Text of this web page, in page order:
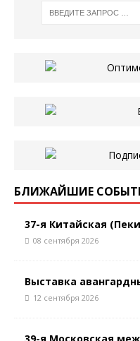
БЛИЖАЙШИЕ
37-я Китайская
08 сентября 2026
Выставка
12 сентября 2026